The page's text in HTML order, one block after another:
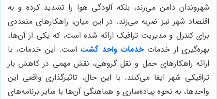
شهروندان دامن می‌زند، بلکه آلودگی هوا را تشدید کرده و به
اقتصاد شهر نیز ضربه می‌زند. در این میان، راهکارهای متعددی
برای کنترل و مدیریت ترافیک ارائه شده است، که یکی از آن‌ها،
بهره‌گیری از خدمات خدمات واحد گشت است. این خدمات، با
ارائه راهکارهای حمل و نقل گروهی، نقش مهمی در کاهش بار
ترافیکی شهر ایفا می‌کنند. با این حال، تاثیرگذاری واقعی این
واحدها، به نحوه پیاده‌سازی و هماهنگی آن‌ها با سایر برنامه‌های